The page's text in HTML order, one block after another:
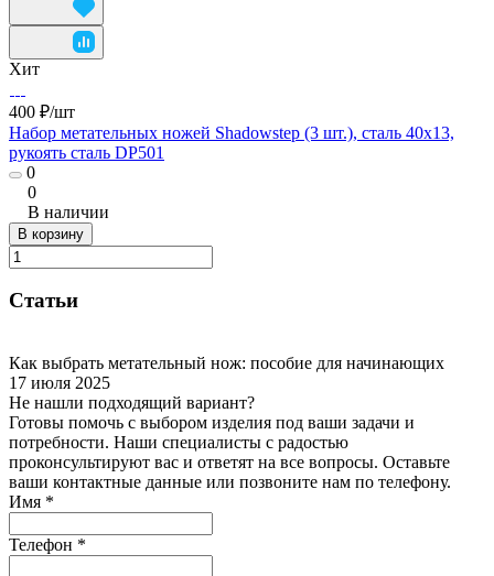
Хит
400 ₽/шт
Набор метательных ножей Shadowstep (3 шт.), сталь 40х13,
рукоять сталь DP501
0
0
В наличии
В корзину
Статьи
Как выбрать метательный нож: пособие для начинающих
17 июля 2025
Не нашли подходящий вариант?
Готовы помочь с выбором изделия под ваши задачи и
потребности. Наши специалисты с радостью
проконсультируют вас и ответят на все вопросы. Оставьте
ваши контактные данные или позвоните нам по телефону.
Имя *
Телефон *